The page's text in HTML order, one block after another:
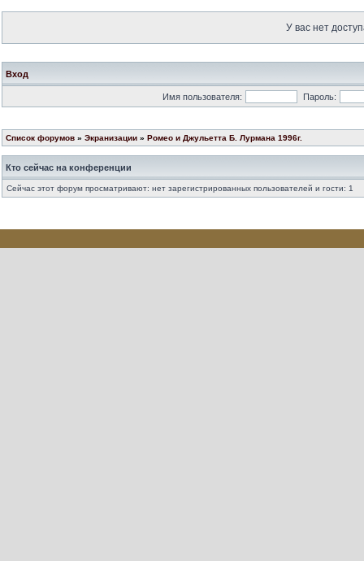
У вас нет
Вход
Имя пользователя: Пароль:
Список форумов » Экранизации » Ромео и Джульетта Б. Лурмана 1996г.
Кто сейчас на конференции
Сейчас этот форум просматривают: нет зарегистрированных пользователей и гости: 1